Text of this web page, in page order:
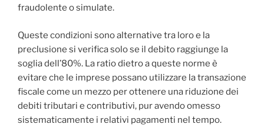
fraudolente o simulate.
Queste condizioni sono alternative tra loro e la
preclusione si verifica solo se il debito raggiunge la
soglia dell’80%. La ratio dietro a queste norme è
evitare che le imprese possano utilizzare la transazione
fiscale come un mezzo per ottenere una riduzione dei
debiti tributari e contributivi, pur avendo omesso
sistematicamente i relativi pagamenti nel tempo.